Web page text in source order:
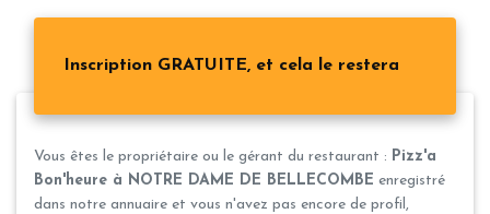
Inscription GRATUITE, et cela le restera
Vous êtes le propriétaire ou le gérant du restaurant : Pizz'a
Bon'heure à NOTRE DAME DE BELLECOMBE enregistré
dans notre annuaire et vous n'avez pas encore de profil,